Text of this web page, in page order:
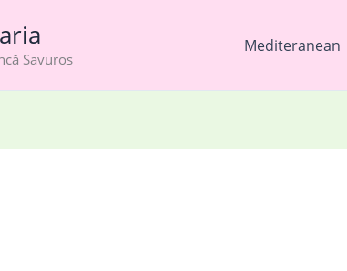
Savuros
Mediteranean